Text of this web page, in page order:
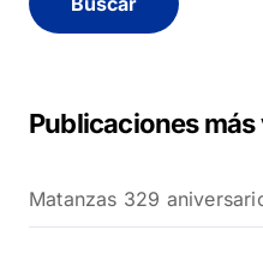
a
Publicaciones más
Matanzas 329